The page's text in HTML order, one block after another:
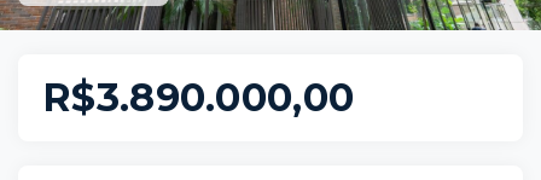
R$3.890.000,00